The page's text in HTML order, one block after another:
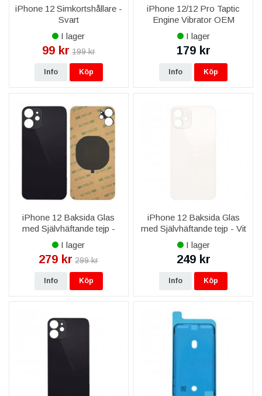
iPhone 12 Simkortshållare -
Svart
I lager
99 kr 199 kr
Info Köp
iPhone 12/12 Pro Taptic
Engine Vibrator OEM
I lager
179 kr
Info Köp
iPhone 12 Baksida Glas
med Självhäftande tejp -
Svart
I lager
279 kr 299 kr
Info Köp
iPhone 12 Baksida Glas
med Självhäftande tejp - Vit
I lager
249 kr
Info Köp